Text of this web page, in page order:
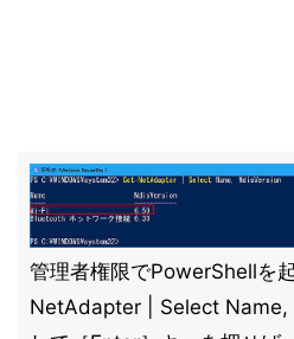
管理者権限でPowerShellを
NetAdapter | Select Name,